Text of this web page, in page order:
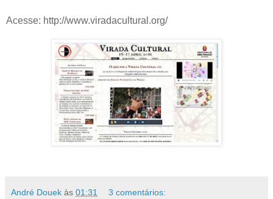
Acesse: http://www.viradacultural.org/
André Douek às 01:31 3 comentários: